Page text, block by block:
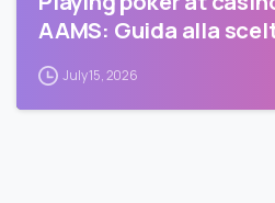
AAMS: Guida alla
July 15, 2026